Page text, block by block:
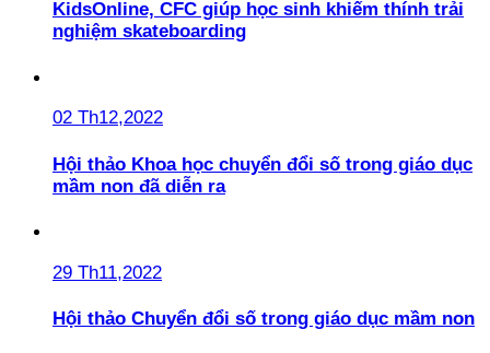
KidsOnline, CFC giúp học sinh khiếm thính trải
nghiệm skateboarding
02 Th12,2022
Hội thảo Khoa học chuyển đổi số trong giáo dục
mầm non đã diễn ra
29 Th11,2022
Hội thảo Chuyển đổi số trong giáo dục mầm non